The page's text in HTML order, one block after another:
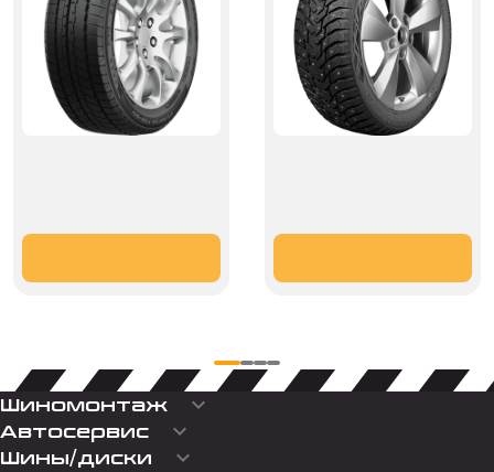
Шиномонтаж keyboard_arrow_down
Автосервис keyboard_arrow_down
Шины/диски keyboard_arrow_down